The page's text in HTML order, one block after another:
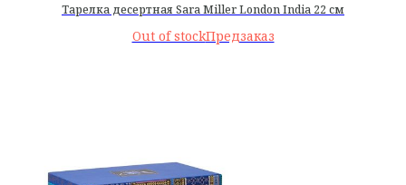
Тарелка десертная Sara Miller London India 22 см
Out of stock